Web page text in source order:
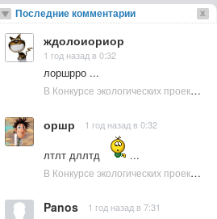
Последние комментарии
ждолоиориор
1 год назад в 0:32
лоршрро ...
В Конкурсе экологических проектов в Подмосковье активно участвовала молодежь :: NewsRbk.ru...
оршр 1 год назад в 0:32
лтлт дллтд
...
В Конкурсе экологических проектов в Подмосковье активно участвовала молодежь :: NewsRbk.ru...
Panos 1 год назад в 7:31